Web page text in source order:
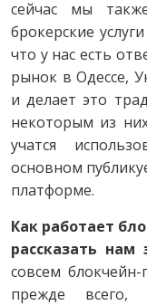
сейчас мы
брокерские
что у нас есть
рынок в Одессе,
и делает это
некоторым из
учатся
основном
платформе.
Как работает
рассказать нам
совсем
прежде всего,